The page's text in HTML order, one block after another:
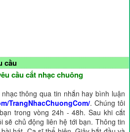
cầu
cầu cắt nhạc chuông
thông qua tin nhắn hay bình luận
TrangNhacChuongCom/. Chúng tôi
trong vòng 24h - 48h. Sau khi cắt
sẽ chủ động liên hệ tới bạn. Thông tin